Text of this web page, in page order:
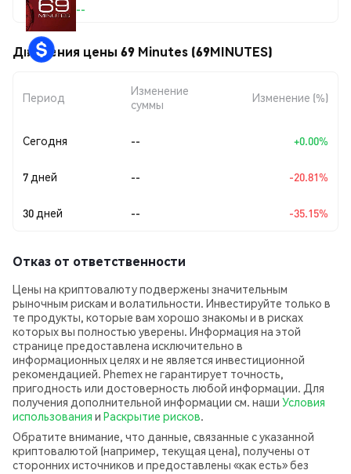
--
Движения цены 69 Minutes (69MINUTES)
Период
Изменение
суммы
Изменение (%)
Сегодня -- +0.00%
7 дней -- -20.81%
30 дней -- -35.15%
Отказ от ответственности
Цены на криптовалюту подвержены значительным
рыночным рискам и волатильности. Инвестируйте только в
те продукты, которые вам хорошо знакомы и в рисках
которых вы полностью уверены. Информация на этой
странице предоставлена исключительно в
информационных целях и не является инвестиционной
рекомендацией. Phemex не гарантирует точность,
пригодность или достоверность любой информации. Для
получения дополнительной информации см. наши Условия
использования и Раскрытие рисков.
Обратите внимание, что данные, связанные с указанной
криптовалютой (например, текущая цена), получены от
сторонних источников и предоставлены «как есть» без